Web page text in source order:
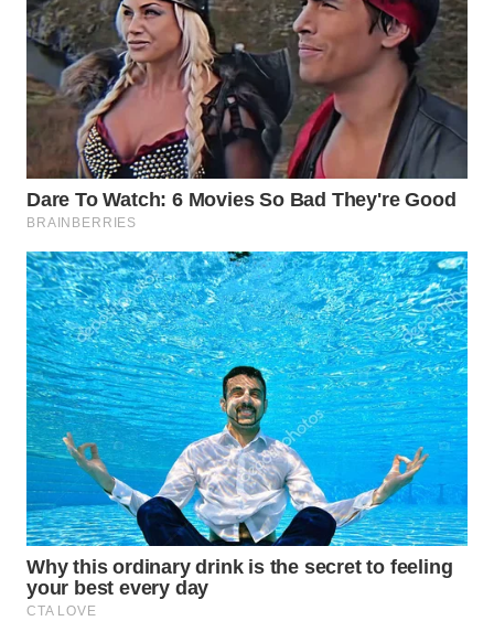
WN
PADANG
LAWAS
WN
SUMEDANG
WN
CIANJUR
WN
KEPULAUAN
SERIBU
WN
TANGERANG
WN
BINJAI
WN
CIREBON